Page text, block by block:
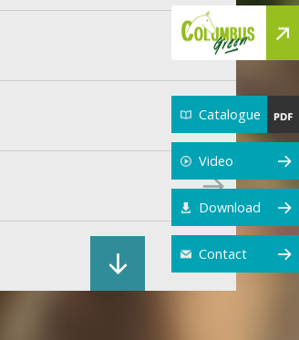
Catalogue
Video
Download
Contact